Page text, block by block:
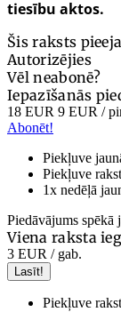
tiesību aktos.
Šis raksts
Autorizējies
Vēl neabonē?
Iepazīšanās
18 EUR 9 EUR /
Abonēt!
Piekļuve
Piekļuve
1x nedēļā
Piedāvājums spēkā
Viena raksta
3 EUR / gab.
Lasīt!
Piekļuve